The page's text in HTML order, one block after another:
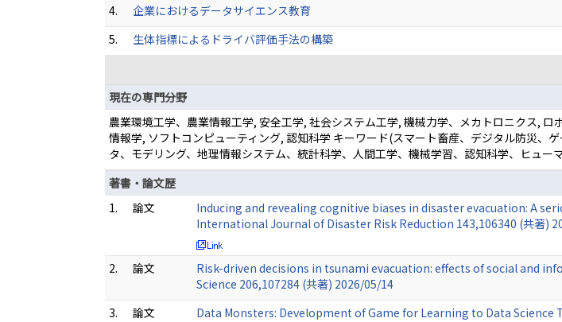
4.
企業におけるデータサイエンス教育
5.
生体指標によるドライバ評価手法の構築
現在の専門分野
農業環境工学、農業情報工学, 安全工学, 社会システム工学, 機械力学、メカトロニクス,
情報学, ソフトコンピューティング, 認知科学 キーワード(スマート畜産、デジタル防災、
タ、モデリング、地理情報システム、統計科学、人間工学、機械学習、認知科学、ヒュー
著書・論文歴
1.
論文
Inducing and revealing cognitive biases in disaster evacuation: A
International Journal of Disaster Risk Reduction 143,106340 (共著)
2. 論文
Risk-driven decisions in tsunami evacuation: effects of social and
Science 206,107284 (共著) 2026/05/14
3.
論文
Data Monsters: Development of Game for Learning to Data Science